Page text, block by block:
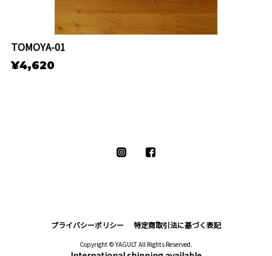
TOMOYA-01
¥4,620
プライバシーポリシー 特定商取引法に基づく表記
Copyright © YAGULT All Rights Reserved.